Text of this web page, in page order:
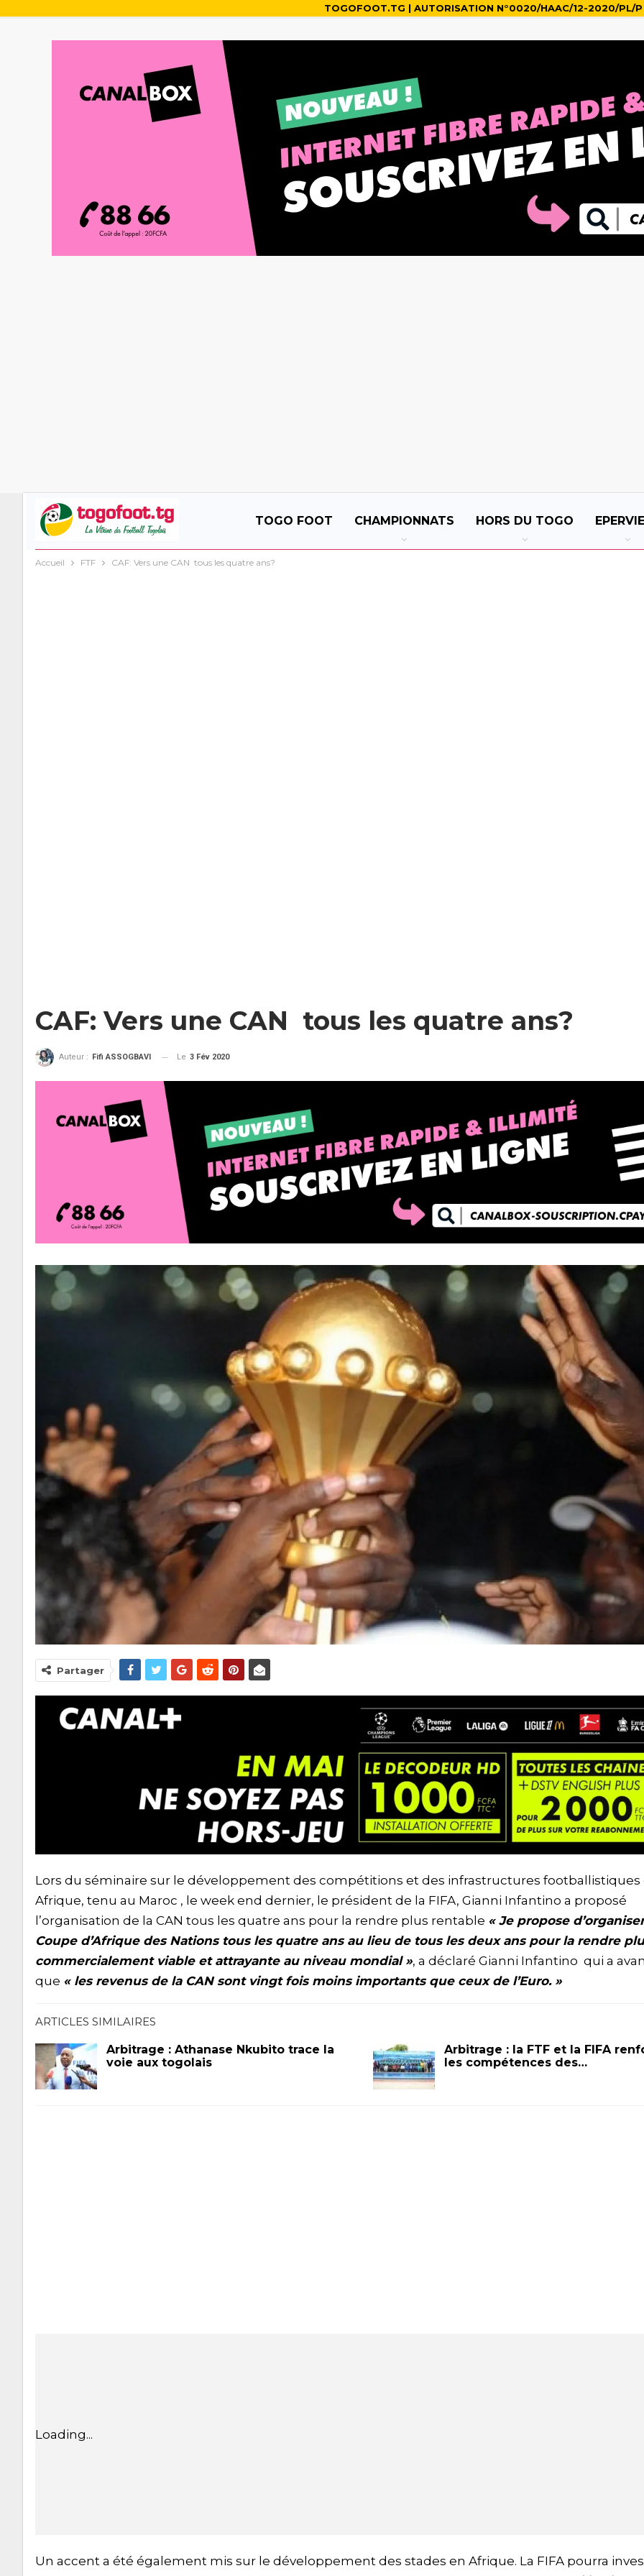
TOGOFOOT.TG | AUTORISATION N°0020/HAAC/12-2020/PL/P
TOGO FOOT CHAMPIONNATS HORS DU TOGO
Accueil FTF CAF: Vers une CAN tous les quatre ans?
CAF: Vers une CAN tous les quatre ans?
Auteur : Fifi ASSOGBAVI Le 3 Fév 2020
Partager
Lors du séminaire sur le développement des compétitions et des infrastructures footballistiques
Afrique, tenu au Maroc , le week end dernier, le président de la FIFA, Gianni Infantino a proposé
l’organisation de la CAN tous les quatre ans pour la rendre plus rentable « Je propose
Coupe d’Afrique des Nations tous les quatre ans au lieu de tous les deux ans pour la rendre
commercialement viable et attrayante au niveau mondial », a déclaré Gianni Infantino qui a
que « les revenus de la CAN sont vingt fois moins importants que ceux de l’Euro. »
ARTICLES SIMILAIRES
Arbitrage : Athanase Nkubito trace la
voie aux togolais
Arbitrage : la FTF et la FIFA
les compétences des…
Loading...
Un accent a été également mis sur le développement des stades en Afrique. La FIFA pourra